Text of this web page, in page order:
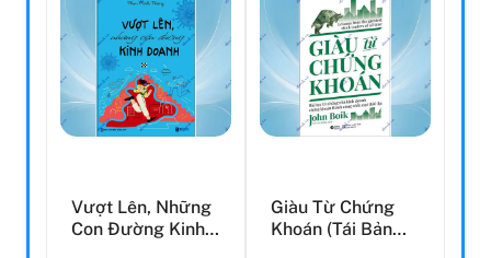
Vượt Lên, Những
Con Đường Kinh
Giàu Từ Chứng
Khoán (Tái Bản